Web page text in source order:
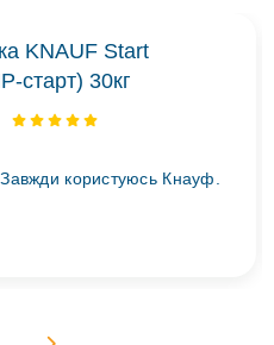
KNAUF Start
старт) 30кг
користуюсь Кнауф.